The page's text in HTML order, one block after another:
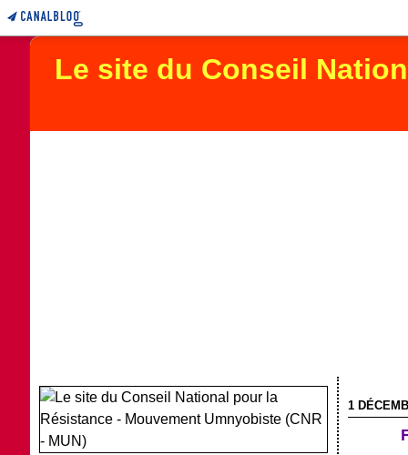
Le site du Conseil
1